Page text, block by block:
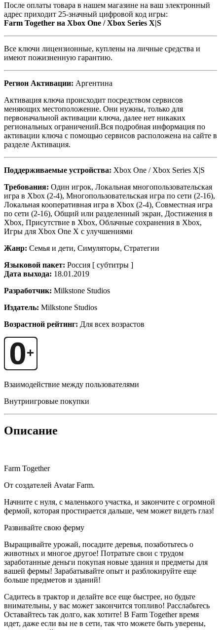
После оплаты товара в нашем магазине на ваш электронный
адрес приходит 25-значный цифровой код игры:
Farm Together на Xbox One / Xbox Series X|S
Все ключи лицензионные, куплены на личные средства и
имеют пожизненную гарантию.
Регион Активации: Аргентина
Активация ключа происходит посредством сервисов
меняющих местоположение. Они нужны, только для
первоначальной активации ключа, далее нет никаких
региональных ограничений.Вся подробная информация по
активации ключа с помощью сервисов расположена на сайте в
разделе Активация.
Поддерживаемые устройства: Xbox One / Xbox Series X|S
Требования: Один игрок, Локальная многопользовательская
игра в Xbox (2-4), Многопользовательская игра по сети (2-16),
Локальная кооперативная игра в Xbox (2-4), Совместная игра
по сети (2-16), Общий или разделенный экран, Достижения в
Xbox, Присутствие в Xbox, Облачные сохранения в Xbox,
Игры для Xbox One X с улучшениями
Жанр: Семья и дети, Симуляторы, Стратегии
Языковой пакет: Россия [ субтитры ]
Дата выхода: 18.01.2019
Разработчик: Milkstone Studios
Издатель: Milkstone Studios
Возрастной рейтинг: Для всех возрастов
Взаимодействие между пользователями
Внутриигровые покупки
Описание
Farm Together
От создателей Avatar Farm.
Начните с нуля, с маленького участка, и закончите с огромной
фермой, которая простирается дальше, чем может видеть глаз!
Развивайте свою ферму
Выращивайте урожай, посадите деревья, позаботьтесь о
животных и многое другое! Потратьте свои с трудом
заработанные деньги покупая новые здания и предметы для
вашей фермы! Зарабатывайте опыт и разблокируйте еще
больше предметов и зданий!
Садитесь в трактор и делайте все еще быстрее, но будьте
внимательны, у вас может закончится топливо! Расслабьтесь
Оставайтесь так долго, как хотите! В Farm Together время
идет, даже если вы не в сети, так что можете быть уверены,